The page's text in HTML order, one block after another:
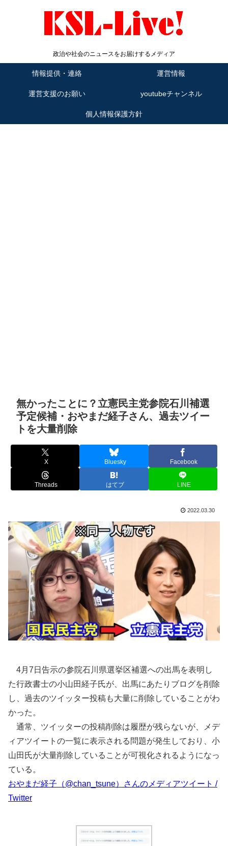
政治や社会のニュースをお届けするメディア
情報提供・連絡 運営情報
運営支援のお願い youtubeチャンネル
個人情報保護方針
無かったことに？立憲民主党参院石川補選
予定候補・おやまだ経子さん、過去ツイー
トを大量削除
X Bluesky Facebook
Threads はてブ LINE
2022.03.30
4月7日告示の参院石川県選挙区補選への出馬を表明し
た行政書士の小山田経子氏が、出馬にあたりブログを削除
し、過去のツイッター投稿も大量に削除していることがわ
かった。
通常、ツイッターの投稿削除は履歴が残らないが、メデ
ィアツイートの一覧に表示される問題が発生しており、小
山田氏が大量削除していることが可視化されるようになっ
ている。
おやまだ経子（@chan_tsune）さんのメディアツイート /
Twitter